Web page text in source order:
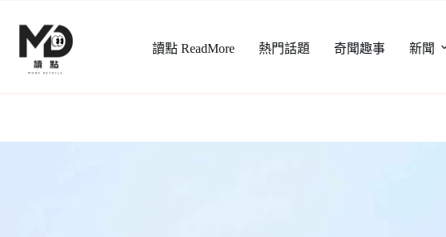
讀點 ReadMore 熱門話題 奇聞趣事 新聞